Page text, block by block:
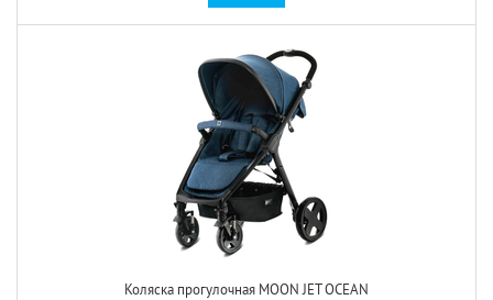
Коляска прогулочная MOON JET OCEAN